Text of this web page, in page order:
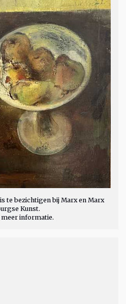
te bezichtigen bij Marx en Marx
Kunst.
informatie.